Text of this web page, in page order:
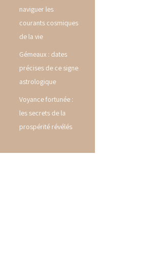
naviguer les
courants cosmiques
de la vie
Gémeaux : dates
précises de ce signe
astrologique
Voyance fortunée :
les secrets de la
prospérité révélés